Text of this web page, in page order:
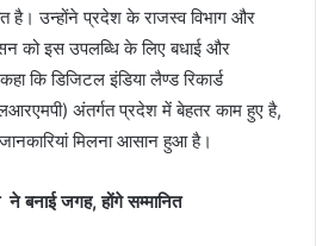
है। उन्होंने प्रदेश के राजस्व विभाग और
को इस उपलब्धि के लिए बधाई और
कि डिजिटल इंडिया लैण्ड रिकार्ड
अंतर्गत प्रदेश में बेहतर काम हुए है,
मिलना आसान हुआ है।
बनाई जगह, होंगे सम्मानित